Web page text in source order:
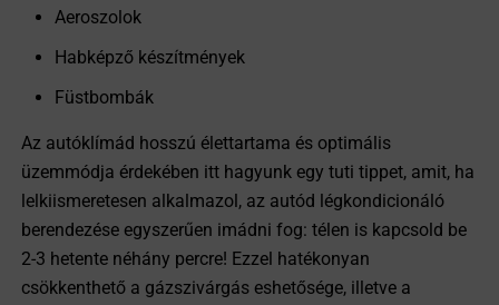
Aeroszolok
Habképző készítmények
Füstbombák
Az autóklímád hosszú élettartama és optimális
üzemmódja érdekében itt hagyunk egy tuti tippet, amit, ha
lelkiismeretesen alkalmazol, az autód légkondicionáló
berendezése egyszerűen imádni fog: télen is kapcsold be
2-3 hetente néhány percre! Ezzel hatékonyan
csökkenthető a gázszivárgás eshetősége, illetve a